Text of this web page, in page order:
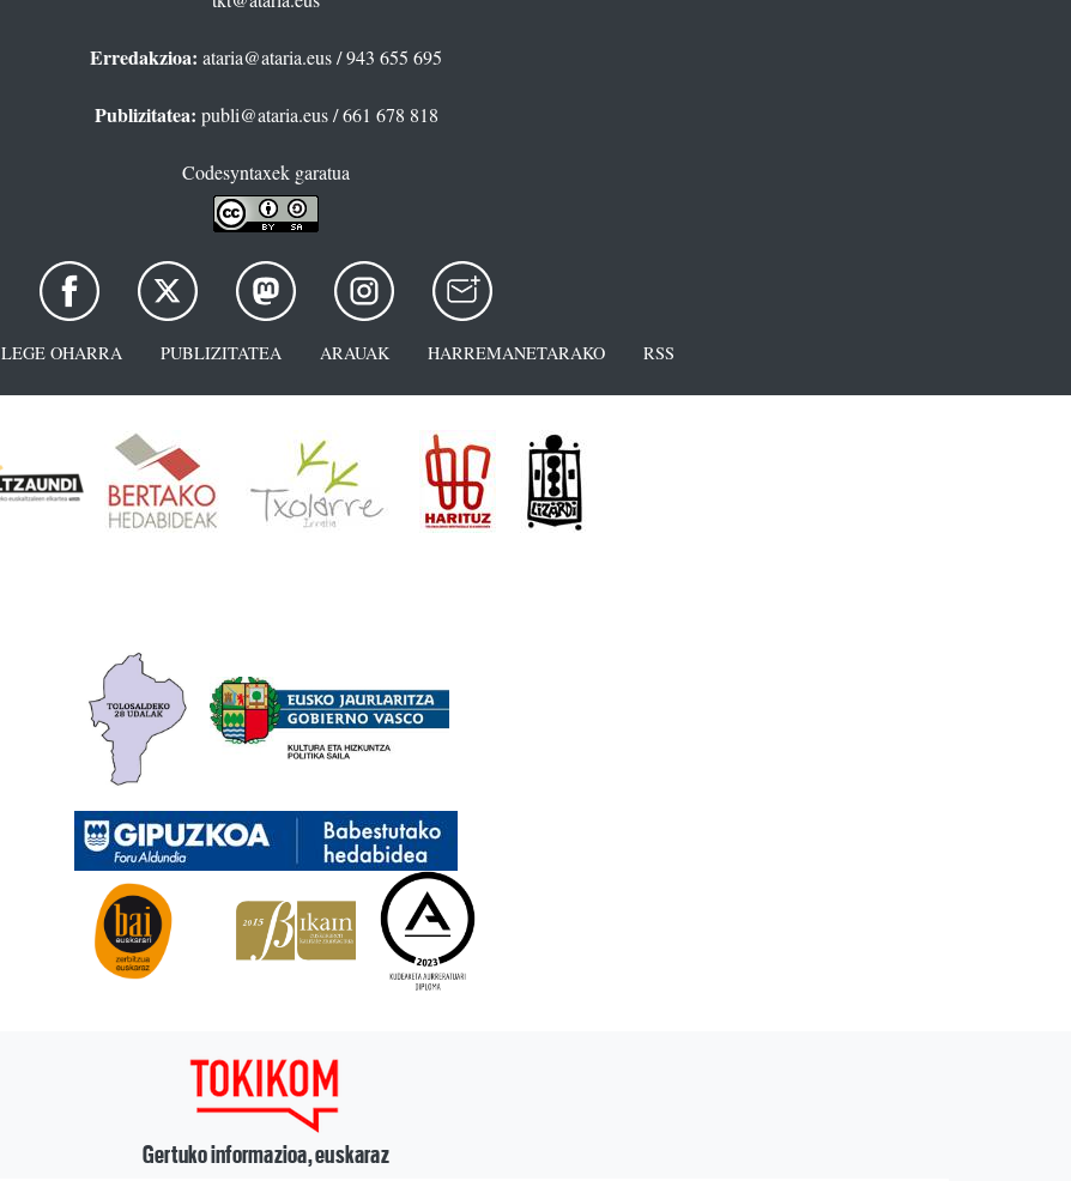
Erredakzioa: ataria@ataria.eus/ 943 655 695
Publizitatea: publi@ataria.eus/ 661 678 818
Codesyntaxek garatua
LEGE OHARRA PUBLIZITATEA ARAUAK HARREMANETARAKO RSS
Gertuko informazioa, euskaraz